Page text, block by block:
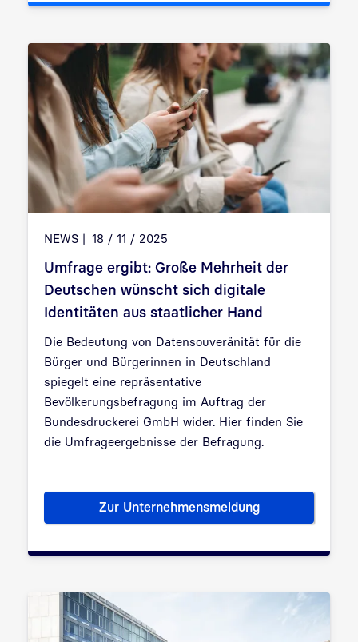
NEWS 18 / 11 / 2025
Umfrage ergibt: Große Mehrheit der
Deutschen wünscht sich digitale
Identitäten aus staatlicher Hand
Die Bedeutung von Datensouveränität für die
Bürger und Bürgerinnen in Deutschland
spiegelt eine repräsentative
Bevölkerungsbefragung im Auftrag der
Bundesdruckerei GmbH wider. Hier finden Sie
die Umfrageergebnisse der Befragung.
Zur Unternehmensmeldung
Umfrage ergibt: Große